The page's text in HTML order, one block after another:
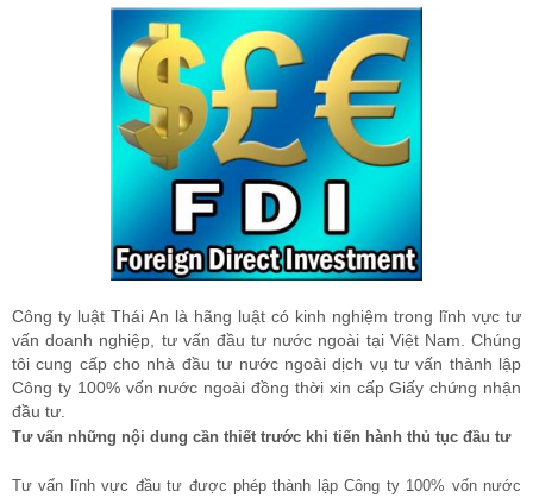
Công ty luật Thái An là hãng luật có kinh nghiệm trong lĩnh vực tư
vấn doanh nghiệp, tư vấn đầu tư nước ngoài tại Việt Nam. Chúng
tôi cung cấp cho nhà đầu tư nước ngoài dịch vụ tư vấn thành lập
Công ty 100% vốn nước ngoài đồng thời xin cấp Giấy chứng nhận
đầu tư.
Tư vấn những nội dung cần thiết trước khi tiến hành thủ tục đầu tư
Tư vấn lĩnh vực đầu tư được phép thành lập Công ty 100% vốn nước